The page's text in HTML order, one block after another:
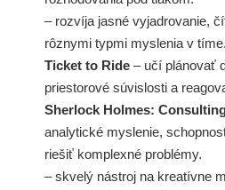
– rozvíja jasné vyjadrovanie,
rôznymi typmi myslenia v tíme.
Ticket to Ride – učí plánovať
priestorové súvislosti a
Sherlock Holmes:
analytické myslenie,
riešiť komplexné problémy.
– skvelý nástroj na kreatívne